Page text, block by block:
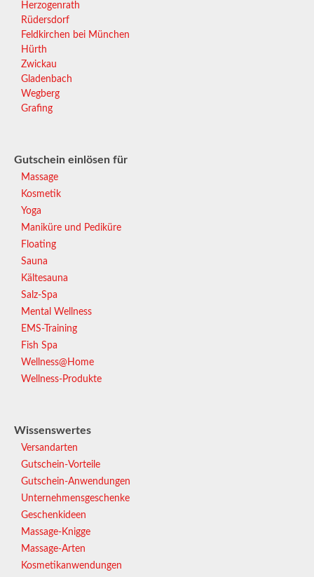
Herzogenrath
Rüdersdorf
Feldkirchen bei München
Hürth
Zwickau
Gladenbach
Wegberg
Grafing
Gutschein einlösen für
Massage
Kosmetik
Yoga
Maniküre und Pediküre
Floating
Sauna
Kältesauna
Salz-Spa
Mental Wellness
EMS-Training
Fish Spa
Wellness@Home
Wellness-Produkte
Wissenswertes
Versandarten
Gutschein-Vorteile
Gutschein-Anwendungen
Unternehmensgeschenke
Geschenkideen
Massage-Knigge
Massage-Arten
Kosmetikanwendungen